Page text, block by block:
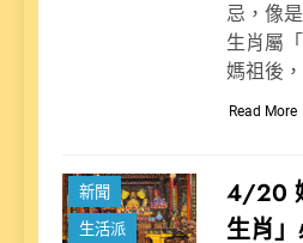
忌，像
生肖屬
媽祖後
Read More
新聞
生活派
4/20
生肖